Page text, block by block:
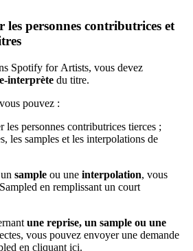
personnes contributrices et
Spotify for Artists, vous devez
interprète du titre.
pouvez :
les personnes contributrices tierces ;
les samples et les interpolations de
sample ou une interpolation, vous
en remplissant un court
une reprise, un sample ou une
vous pouvez envoyer une demande
en cliquant ici.